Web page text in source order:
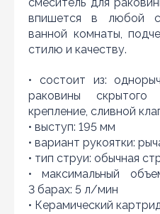
впишется в любой
ванной комнаты,
стилю и качеству.
• состоит из:
раковины скрытого
крепление, сливной
• выступ: 195 мм
• вариант рукоятки:
• тип струи: обычная
• максимальный
3 барах: 5 л/мин
• Керамический
условии, что товар
конкурента в наличии и
другом интернет-магазине
действующая)